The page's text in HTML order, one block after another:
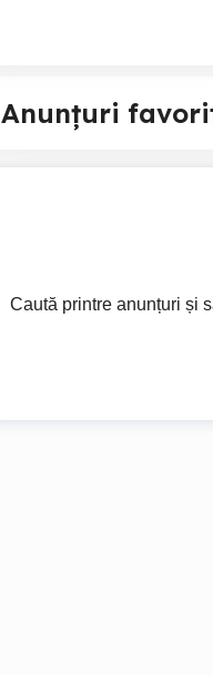
Anunțuri
Caută printre anunțuri și